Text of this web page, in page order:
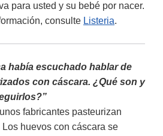
para usted y su bebé por nacer.
consulte Listeria.
había escuchado hablar de
con cáscara. ¿Qué son y
fabricantes pasteurizan
huevos con cáscara se